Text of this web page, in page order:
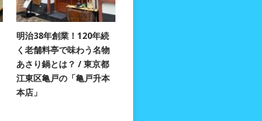
明治38年創業！120年続
く老舗料亭で味わう名物
あさり鍋とは？ / 東京都
江東区亀戸の「亀戸升本
本店」